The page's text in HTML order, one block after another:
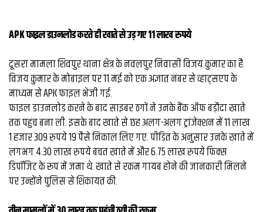
APK फाइल डाउनलोड करते ही खाते से उड़ गए 11 लाख रुपये
दूसरा मामला शिवपुर थाना क्षेत्र के नवलपुर निवासी विजय कुमार का है.
विजय कुमार के मोबाइल पर 11 मई को एक अज्ञात नंबर से व्हाट्सएप के
माध्यम से APK फाइल भेजी गई.
फाइल डाउनलोड करने के बाद साइबर ठगों ने उनके बैंक ऑफ बड़ौदा खाते
तक पहुंच बना ली. इसके बाद खाते से छह अलग-अलग ट्रांजेक्शन में 11 लाख
1 हजार 309 रुपये 19 पैसे निकाल लिए गए. पीड़ित के अनुसार उनके खाते में
लगभग 4.30 लाख रुपये बचत खाते में और 6.75 लाख रुपये फिक्स
डिपॉजिट के रूप में जमा थे. खाते से रकम गायब होने की जानकारी मिलने
पर उन्होंने पुलिस से शिकायत की.